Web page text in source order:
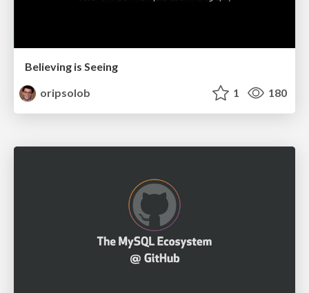
Believing is Seeing
oripsolob
1 180